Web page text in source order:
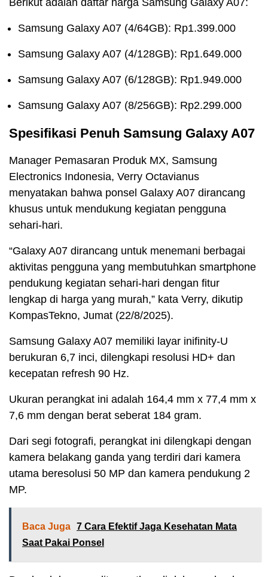
Berikut adalah daftar harga Samsung Galaxy A07:
Samsung Galaxy A07 (4/64GB): Rp1.399.000
Samsung Galaxy A07 (4/128GB): Rp1.649.000
Samsung Galaxy A07 (6/128GB): Rp1.949.000
Samsung Galaxy A07 (8/256GB): Rp2.299.000
Spesifikasi Penuh Samsung Galaxy A07
Manager Pemasaran Produk MX, Samsung
Electronics Indonesia, Verry Octavianus
menyatakan bahwa ponsel Galaxy A07 dirancang
khusus untuk mendukung kegiatan pengguna
sehari-hari.
“Galaxy A07 dirancang untuk menemani berbagai
aktivitas pengguna yang membutuhkan smartphone
pendukung kegiatan sehari-hari dengan fitur
lengkap di harga yang murah,” kata Verry, dikutip
KompasTekno, Jumat (22/8/2025).
Samsung Galaxy A07 memiliki layar inifinity-U
berukuran 6,7 inci, dilengkapi resolusi HD+ dan
kecepatan refresh 90 Hz.
Ukuran perangkat ini adalah 164,4 mm x 77,4 mm x
7,6 mm dengan berat seberat 184 gram.
Dari segi fotografi, perangkat ini dilengkapi dengan
kamera belakang ganda yang terdiri dari kamera
utama beresolusi 50 MP dan kamera pendukung 2
MP.
Baca Juga 7 Cara Efektif Jaga Kesehatan Mata
Saat Pakai Ponsel